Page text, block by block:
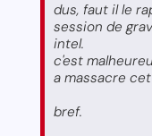
dus, faut il le
session de
intel.
c'est
a massacre
bref.